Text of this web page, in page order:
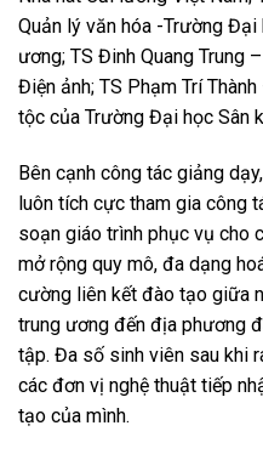
Quản lý văn hóa -Trường
ương; TS Đinh Quang Trung
Điện ảnh; TS Phạm Trí
tộc của Trường Đại học Sân
Bên cạnh công tác giảng
luôn tích cực tham gia công
soạn giáo trình phục vụ cho
mở rộng quy mô, đa dạng
cường liên kết đào tạo giữa
trung ương đến địa phương
tập. Đa số sinh viên sau khi
các đơn vị nghệ thuật tiếp
tạo của mình.